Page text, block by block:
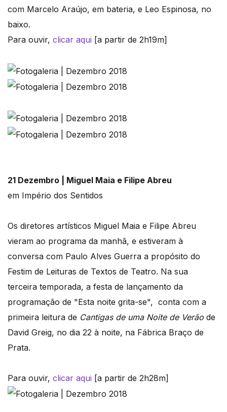
com Marcelo Araújo, em bateria, e Leo Espinosa, no
baixo.
Para ouvir, clicar aqui [a partir de 2h19m]
21 Dezembro | Miguel Maia e Filipe Abreu
em Império dos Sentidos
Os diretores artísticos Miguel Maia e Filipe Abreu
vieram ao programa da manhã, e estiveram à
conversa com Paulo Alves Guerra a propósito do
Festim de Leituras de Textos de Teatro. Na sua
terceira temporada, a festa de lançamento da
programação de "Esta noite grita-se", conta com a
primeira leitura de Cantigas de uma Noite de Verão de
David Greig, no dia 22 à noite, na Fábrica Braço de
Prata.
Para ouvir, clicar aqui [a partir de 2h28m]